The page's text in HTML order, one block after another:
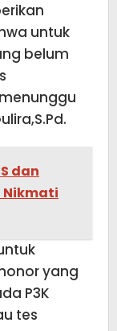
untuk
belum
dan
Nikmati
yang
P3K
tes